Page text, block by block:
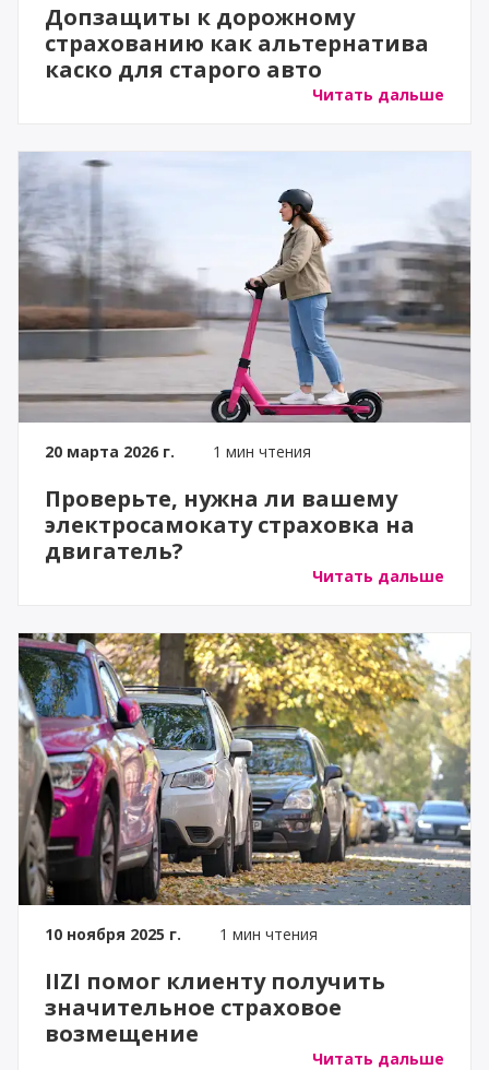
Допзащиты к дорожному
страхованию как альтернатива
каско для старого авто
Читать дальше
20 марта 2026 г. 1 мин чтения
Проверьте, нужна ли вашему
электросамокату страховка на
двигатель?
Читать дальше
10 ноября 2025 г. 1 мин чтения
IIZI помог клиенту получить
значительное страховое
возмещение
Читать дальше